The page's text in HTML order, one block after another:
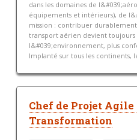
dans les domaines de
équipements et intérieurs), de
mission : contribuer
transport aérien devient toujours
l&#039;environnement, plus
Implanté sur tous les continents,
Chef de Projet
Transformation